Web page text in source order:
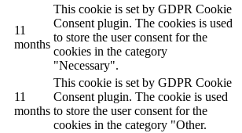
11
months
This cookie is set by GDPR Cookie
Consent plugin. The cookies is used
to store the user consent for the
cookies in the category
"Necessary".
11
months
This cookie is set by GDPR Cookie
Consent plugin. The cookie is used
to store the user consent for the
cookies in the category "Other.